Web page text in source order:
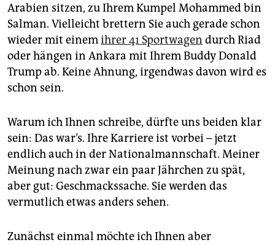
Arabien sitzen, zu Ihrem Kumpel Mohammed bin
Salman. Vielleicht brettern Sie auch gerade schon
wieder mit einemihrer 41 Sportwagen durch Riad
oder hängen in Ankara mit Ihrem Buddy Donald
Trump ab. Keine Ahnung, irgendwas davon wird es
schon sein.
Warum ich Ihnen schreibe, dürfte uns beiden klar
sein: Das war’s. Ihre Karriere ist vorbei – jetzt
endlich auch in der Nationalmannschaft. Meiner
Meinung nach zwar ein paar Jährchen zu spät,
aber gut: Geschmackssache. Sie werden das
vermutlich etwas anders sehen.
Zunächst einmal möchte ich Ihnen aber